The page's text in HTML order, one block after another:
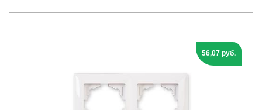
56,07 руб.